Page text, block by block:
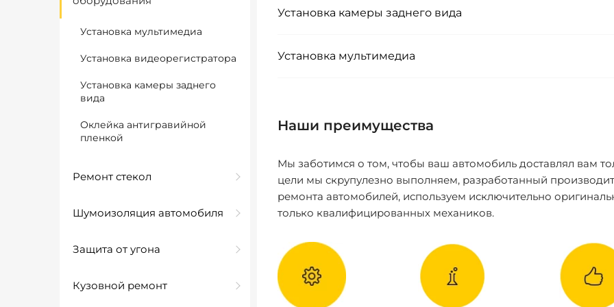
Установка мультимедиа
Установка видеорегистратора
Установка камеры заднего
вида
Оклейка антигравийной
пленкой
Ремонт стекол
Шумоизоляция автомобиля
Защита от угона
Кузовной ремонт
Установка камеры заднего вида
Установка мультимедиа
Наши преимущества
Мы заботимся о том, чтобы ваш автомобиль доставлял вам
цели мы скрупулезно выполняем, разработанный
ремонта автомобилей, используем исключительно
только квалифицированных механиков.